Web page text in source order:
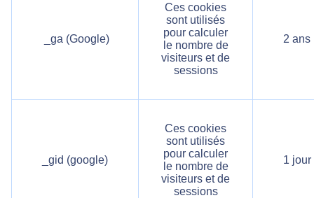
_ga (Google)
Ces cookies
sont utilisés
pour calculer
le nombre de
visiteurs et de
sessions
2 ans
_gid (google)
Ces cookies
sont utilisés
pour calculer
le nombre de
visiteurs et de
sessions
1 jour